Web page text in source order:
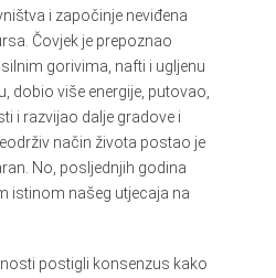
i započinje neviđena
Čovjek je prepoznao
gorivima, nafti i ugljenu
dobio više energije, putovao,
i razvijao dalje gradove i
način života postao je
No, posljednjih godina
istinom našeg utjecaja na
postigli konsenzus kako